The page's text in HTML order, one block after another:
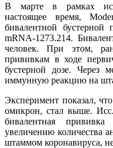
В марте в рамках
настоящее время,
бивалентной
mRNA-1273.214.
человек. При этом,
прививкам в ходе
бустерной дозе. Через
иммунную реакцию на
Эксперимент показал,
омикрон, стал выше.
бивалентная
увеличению количества
штаммом коронавируса,